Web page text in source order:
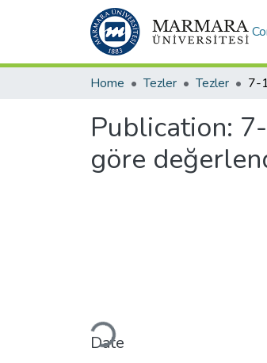
Home Tezler Tezler
Publication:
göre
Loading...
Date